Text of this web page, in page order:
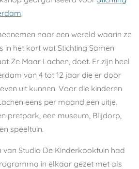
.
naar een wereld waarin ze
in het kort wat Stichting Samen
Ze Maar Lachen, doet. Er zijn heel
van 4 tot 12 jaar die er door
uit kunnen. Voor die kinderen
eens per maand een uitje.
pretpark, een museum, Blijdorp,
speeltuin.
Studio De Kinderkooktuin had
in elkaar gezet met als